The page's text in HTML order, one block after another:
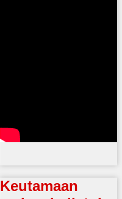
Keutamaan